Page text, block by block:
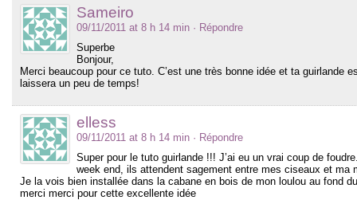
Sameiro
09/11/2011 at 8 h 14 min · Répondre
Superbe
Bonjour,
Merci beaucoup pour ce tuto. C’est une très bonne idée et ta guirlande
laissera un peu de temps!
elless
09/11/2011 at 8 h 14 min · Répondre
Super pour le tuto guirlande !!! J’ai eu un vrai coup de
week end, ils attendent sagement entre mes ciseaux et ma
Je la vois bien installée dans la cabane en bois de mon loulou au fond
merci merci pour cette excellente idée